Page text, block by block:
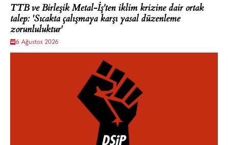
TTB ve Birleşik Metal-İş'ten iklim krizine dair ortak
talep: 'Sıcakta çalışmaya karşı yasal düzenleme
zorunluluktur'
6 Ağustos 2026